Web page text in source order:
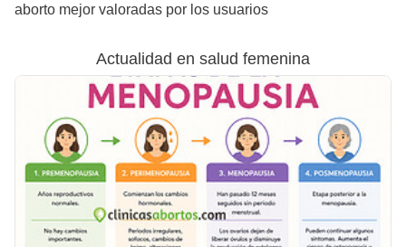
aborto mejor valoradas por los usuarios
Actualidad en salud femenina